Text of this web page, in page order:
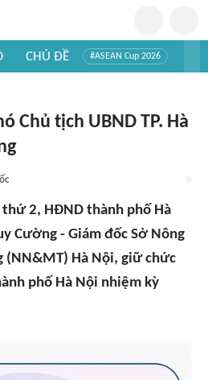
CHỦ ĐỀ #ASEAN Cup 2026
Chủ tịch UBND TP. Hà
2, HĐND thành phố Hà
Cường - Giám đốc Sở Nông
Hà Nội, giữ chức
phố Hà Nội nhiệm kỳ